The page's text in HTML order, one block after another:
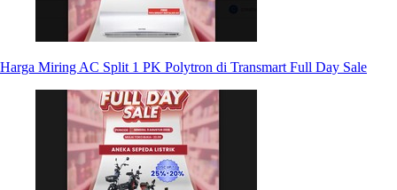
Harga Miring AC Split 1 PK Polytron di Transmart Full Day Sale